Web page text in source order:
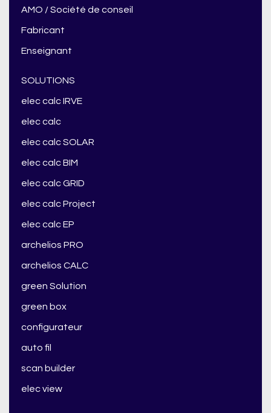
AMO / Société de conseil
Fabricant
Enseignant
SOLUTIONS
elec calc IRVE
elec calc
elec calc SOLAR
elec calc BIM
elec calc GRID
elec calc Project
elec calc EP
archelios PRO
archelios CALC
green Solution
green box
configurateur
auto fil
scan builder
elec view